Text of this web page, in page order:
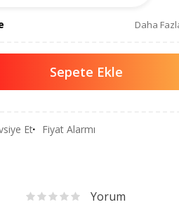
Daha
Sepete Ekle
Et Fiyat Alarmı
Yorum